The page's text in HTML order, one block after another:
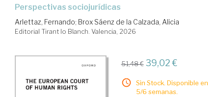
Perspectivas sociojurídicas
Arlettaz, Fernando; Brox Sáenz de la Calzada, Alicia
Editorial Tirant lo Blanch. Valencia, 2026
51,48 € 39,02 €
Sin Stock. Disponible en
5/6 semanas.